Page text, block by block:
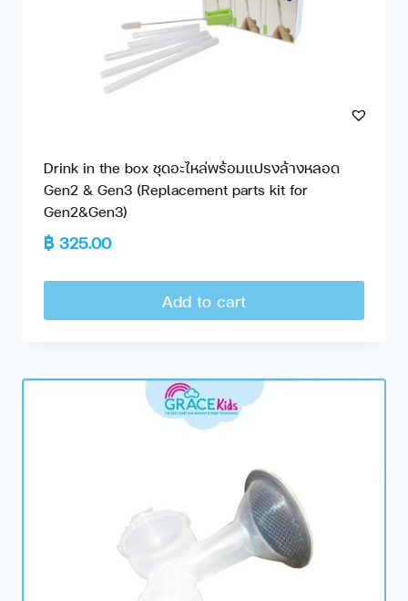
Drink in the box ชุดอะไหล่พร้อมแปรงล้างหลอด
Gen2 & Gen3 (Replacement parts kit for
Gen2&Gen3)
฿ 325.00
Add to cart